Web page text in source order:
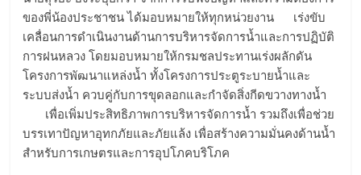
ของพี่น้องประชาชน ได้มอบหมายให้ทุกหน่วยงาน เร่งขับ
เคลื่อนการดำเนินงานด้านการบริหารจัดการน้ำและการปฏิบัติ
การฝนหลวง โดยมอบหมายให้กรมชลประทานเร่งผลักดัน
โครงการพัฒนาแหล่งน้ำ ทั้งโครงการประตูระบายน้ำและ
ระบบส่งน้ำ ควบคู่กับการขุดลอกและกำจัดสิ่งกีดขวางทางน้ำ
เพื่อเพิ่มประสิทธิภาพการบริหารจัดการน้ำ รวมถึงเพื่อช่วย
บรรเทาปัญหาอุทกภัยและภัยแล้ง เพื่อสร้างความมั่นคงด้านน้ำ
สำหรับการเกษตรและการอุปโภคบริโภค